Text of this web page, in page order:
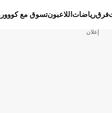
فرقرياضات اللاعبونتسوق مع
إعلان